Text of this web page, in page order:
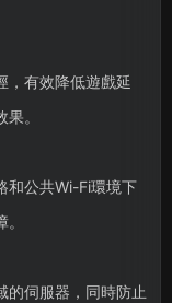
，有效降低遊戲延
。
和公共Wi-Fi環境下
的伺服器，同時防止